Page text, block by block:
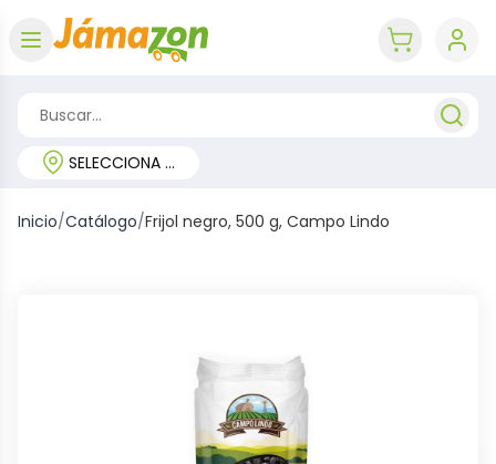
SELECCIONA TU REGIÓN
Inicio/Catálogo/Frijol negro, 500 g, Campo Lindo